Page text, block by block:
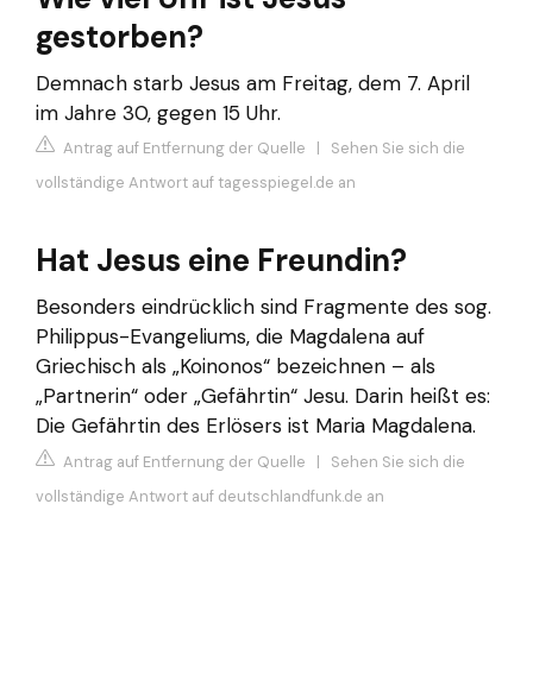
gestorben?
Demnach starb Jesus am Freitag, dem 7. April
im Jahre 30, gegen 15 Uhr.
Antrag auf Entfernung der Quelle | Sehen Sie sich die
vollständige Antwort auf tagesspiegel.de an
Hat Jesus eine Freundin?
Besonders eindrücklich sind Fragmente des sog.
Philippus-Evangeliums, die Magdalena auf
Griechisch als „Koinonos“ bezeichnen – als
„Partnerin“ oder „Gefährtin“ Jesu. Darin heißt es:
Die Gefährtin des Erlösers ist Maria Magdalena.
Antrag auf Entfernung der Quelle | Sehen Sie sich die
vollständige Antwort auf deutschlandfunk.de an